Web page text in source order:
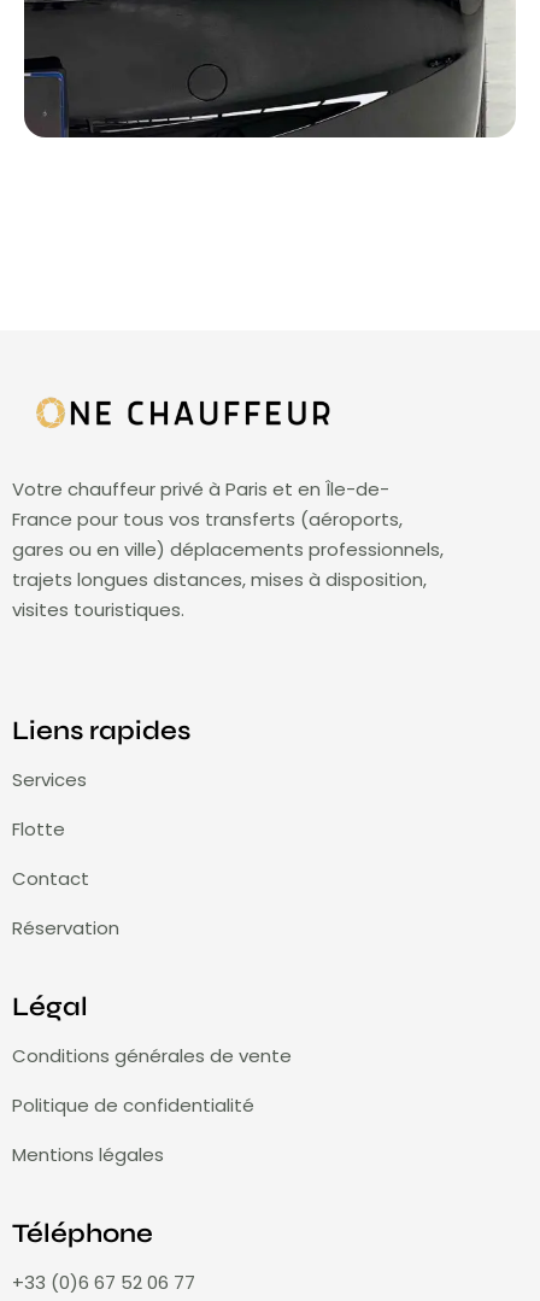
Votre chauffeur privé à Paris et en Île-de-
France pour tous vos transferts (aéroports,
gares ou en ville) déplacements professionnels,
trajets longues distances, mises à disposition,
visites touristiques.
Liens rapides
Services
Flotte
Contact
Réservation
Légal
Conditions générales de vente
Politique de confidentialité
Mentions légales
Téléphone
+33 (0)6 67 52 06 77